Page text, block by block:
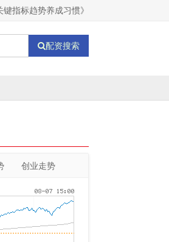
指标趋势养成习惯》
配资搜索
创业走势